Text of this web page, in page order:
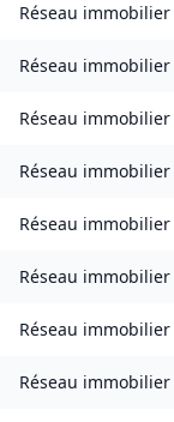
Réseau immobilier
Réseau immobilier
Réseau immobilier
Réseau immobilier
Réseau immobilier
Réseau immobilier
Réseau immobilier
Réseau immobilier